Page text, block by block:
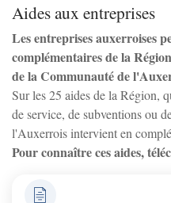
Venoy
Villefargeau
Villeneuve-St-
Aides aux entreprises
Les entreprises auxerroises
complémentaires de la
de la Communauté de
Sur les 25 aides de la Région,
de service, de subventions ou
l'Auxerrois intervient en
Pour connaître ces aides,